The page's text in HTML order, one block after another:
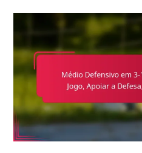
Cobertura
Da
Defesa,
Do
Jogo,